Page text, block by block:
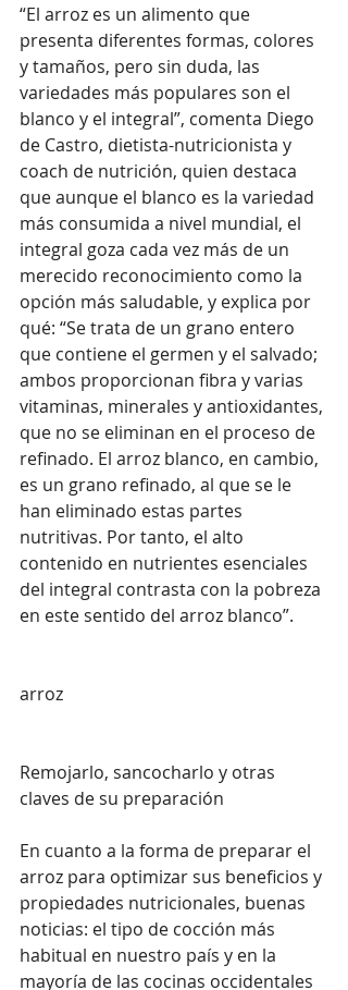
“El arroz es un alimento que
presenta diferentes formas, colores
y tamaños, pero sin duda, las
variedades más populares son el
blanco y el integral”, comenta Diego
de Castro, dietista-nutricionista y
coach de nutrición, quien destaca
que aunque el blanco es la variedad
más consumida a nivel mundial, el
integral goza cada vez más de un
merecido reconocimiento como la
opción más saludable, y explica por
qué: “Se trata de un grano entero
que contiene el germen y el salvado;
ambos proporcionan fibra y varias
vitaminas, minerales y antioxidantes,
que no se eliminan en el proceso de
refinado. El arroz blanco, en cambio,
es un grano refinado, al que se le
han eliminado estas partes
nutritivas. Por tanto, el alto
contenido en nutrientes esenciales
del integral contrasta con la pobreza
en este sentido del arroz blanco”.
arroz
Remojarlo, sancocharlo y otras
claves de su preparación
En cuanto a la forma de preparar el
arroz para optimizar sus beneficios y
propiedades nutricionales, buenas
noticias: el tipo de cocción más
habitual en nuestro país y en la
mayoría de las cocinas occidentales